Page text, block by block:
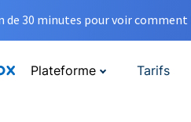
de 30 minutes pour voir
Plateforme Tarifs